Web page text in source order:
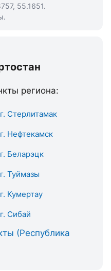
55.1651.
региона:
г. Стерлитамак
г. Нефтекамск
г. Беларэцк
г. Туймазы
г. Кумертау
г. Сибай
(Республика